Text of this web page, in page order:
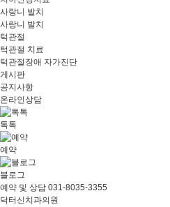
사랑니 발치
사랑니 발치
턱관절
턱관절 치료
턱관절장애 자가진단
게시판
공지사항
온라인상담
톡톡
예약
블로그
예약 및 상담 031-8035-3355
닥터신치과의원